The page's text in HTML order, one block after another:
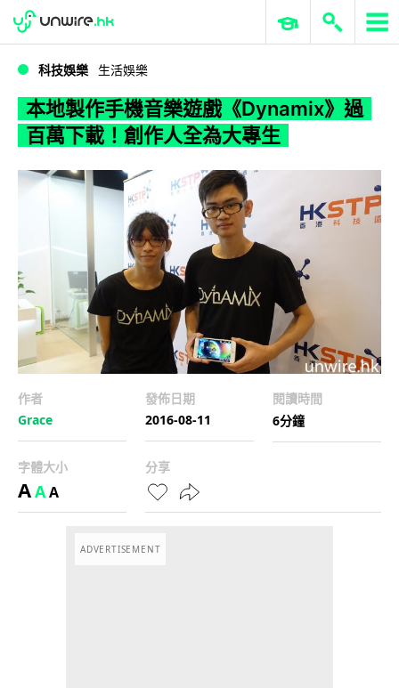
WWDC 2026 ERP 與商業 AI
科技娛樂 生活娛樂
本地製作手機音樂遊戲《Dynamix》過
百萬下載！創作人全為大專生
作者
Grace
發佈日期
2016-08-11
閱讀時間
6分鐘
字體大小
AAA
分享
ADVERTISEMENT